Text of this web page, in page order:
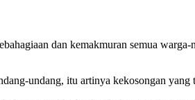
dan kemakmuran semua
undang, itu artinya kekosongan yang